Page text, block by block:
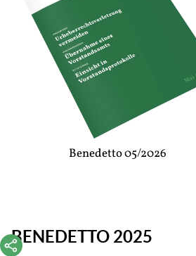
Benedetto 05/2026
BENEDETTO 2025